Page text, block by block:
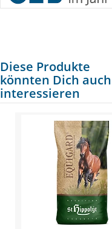
Diese Produkte
könnten Dich auch
interessieren